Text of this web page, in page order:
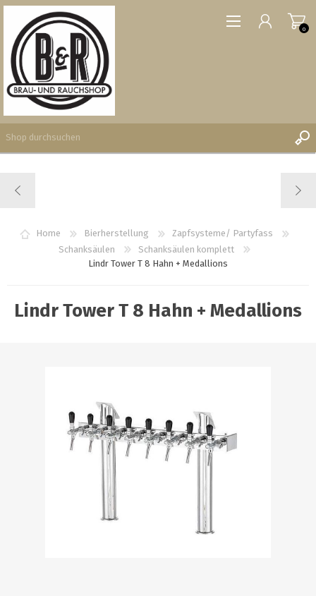
WUNSCHLISTE
0
0
Home Bierherstellung
Zapfsysteme/ Partyfass
Schanksäulen
Schanksäulen komplett
Lindr Tower T 8 Hahn + Medallions
Lindr Tower T 8 Hahn + Medallions